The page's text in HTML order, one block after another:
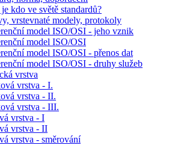
kdo ve světě standardů?
vrstevnaté modely, protokoly
model ISO/OSI - jeho vznik
model ISO/OSI
model ISO/OSI - přenos dat
model ISO/OSI - druhy služeb
vrstva
vrstva - I.
vrstva - II.
vrstva - III.
vrstva - I
vrstva - II
vrstva - směrování